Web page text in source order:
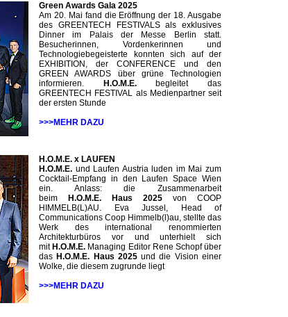
Green Awards Gala 2025
Am 20. Mai fand die Eröffnung der 18. Ausgabe
des GREENTECH FESTIVALS als exklusives
Dinner im Palais der Messe Berlin statt.
Besucherinnen, Vordenkerinnen und
Technologiebegeisterte konnten sich auf der
EXHIBITION, der CONFERENCE und den
GREEN AWARDS über grüne Technologien
informieren.
H.O.M.E.begleitet das
GREENTECH FESTIVAL als Medienpartner seit
der ersten Stunde
>>>MEHR DAZU
H.O.M.E. x LAUFEN
H.O.M.E. und Laufen Austria luden im Mai zum
Cocktail-Empfang in den Laufen Space Wien
ein. Anlass: die Zusammenarbeit
beim
H.O.M.E. Haus 2025 von COOP
HIMMELB(L)AU. Eva Jussel, Head of
Communications Coop Himmelb(l)au, stellte das
Werk des international renommierten
Architekturbüros vor und unterhielt sich
mit H.O.M.E. Managing Editor Rene Schopf über
das H.O.M.E. Haus 2025und die Vision einer
Wolke, die diesem zugrunde liegt
>>>MEHR DAZU